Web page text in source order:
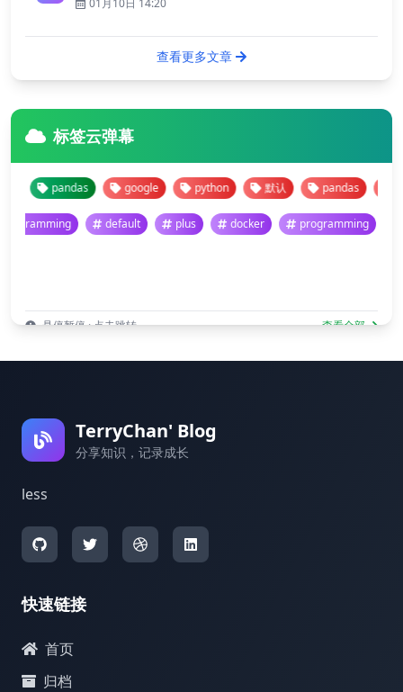
01月10日 14:20
查看更多文章
标签云弹幕
pandas google python 默认 pandas
programming default plus docker programming
悬停暂停 · 点击跳转 查看全部
TerryChan' Blog
分享知识，记录成长
less
快速链接
首页
归档